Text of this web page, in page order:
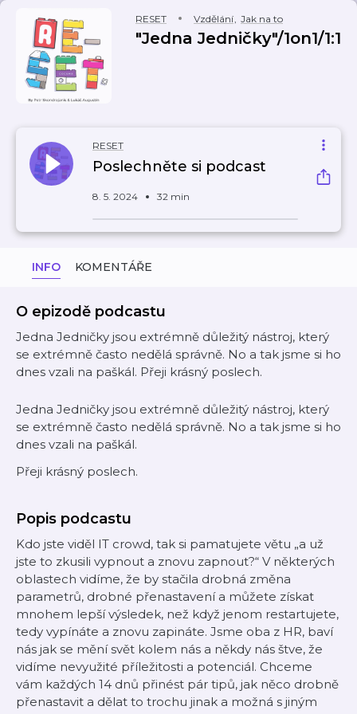
RESET Vzdělání, Jak na to
"Jedna Jedničky"/1on1/1:1
RESET
Poslechněte si podcast
8. 5. 2024 32 min
INFO KOMENTÁŘE
O epizodě podcastu
Jedna Jedničky jsou extrémně důležitý nástroj, který
se extrémně často nedělá správně. No a tak jsme si ho
dnes vzali na paškál. Přeji krásný poslech.
Jedna Jedničky jsou extrémně důležitý nástroj, který
se extrémně často nedělá správně. No a tak jsme si ho
dnes vzali na paškál.
Přeji krásný poslech.
Popis podcastu
Kdo jste viděl IT crowd, tak si pamatujete větu „a už
jste to zkusili vypnout a znovu zapnout?“ V některých
oblastech vidíme, že by stačila drobná změna
parametrů, drobné přenastavení a můžete získat
mnohem lepší výsledek, než když jenom restartujete,
tedy vypínáte a znovu zapináte. Jsme oba z HR, baví
nás jak se mění svět kolem nás a někdy nás štve, že
vidíme nevyužité příležitosti a potenciál. Chceme
vám každých 14 dnů přinést pár tipů, jak něco drobně
přenastavit a dělat to trochu jinak a možná s jiným